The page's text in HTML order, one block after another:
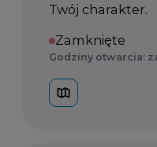
Twój charakter.
Zamknięte
Godziny otwarcia: